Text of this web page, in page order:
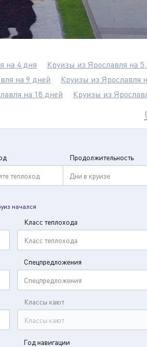
на 4 дня Круизы из Ярославля на 5
на 9 дней Круизы из Ярославля
на 18 дней
Круизы из
теплоход
Продолжительность
Дни в круизе
начался
Класс теплохода
Класс теплохода
Спецпредложения
Спецпредложения
Классы кают
Классы кают
Год навигации